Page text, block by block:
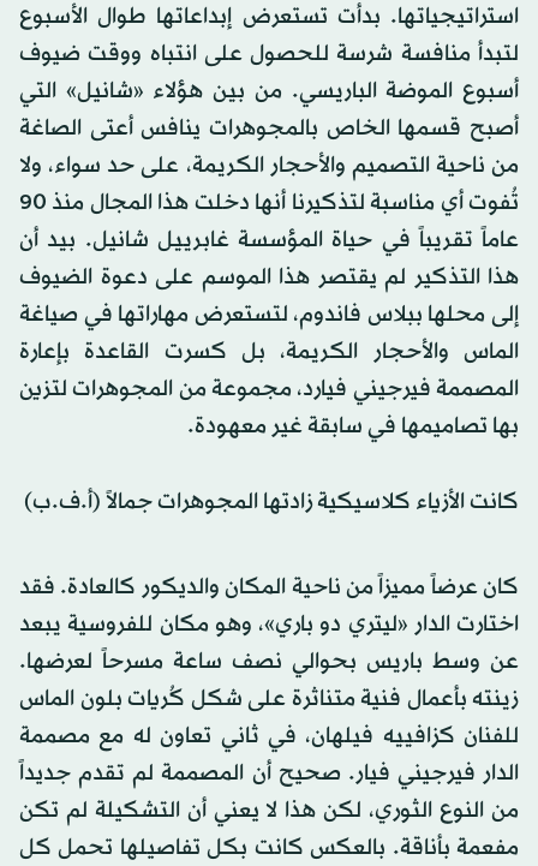
استراتيجياتها. بدأت تستعرض إبداعاتها طوال الأسبوع
لتبدأ منافسة شرسة للحصول على انتباه ووقت ضيوف
أسبوع الموضة الباريسي. من بين هؤلاء «شانيل» التي
أصبح قسمها الخاص بالمجوهرات ينافس أعتى الصاغة
من ناحية التصميم والأحجار الكريمة، على حد سواء، ولا
تُفوت أي مناسبة لتذكيرنا أنها دخلت هذا المجال منذ 90
عاماً تقريباً في حياة المؤسسة غابرييل شانيل. بيد أن
هذا التذكير لم يقتصر هذا الموسم على دعوة الضيوف
إلى محلها ببلاس فاندوم، لتستعرض مهاراتها في صياغة
الماس والأحجار الكريمة، بل كسرت القاعدة بإعارة
المصممة فيرجيني فيارد، مجموعة من المجوهرات لتزين
بها تصاميمها في سابقة غير معهودة.
كانت الأزياء كلاسيكية زادتها المجوهرات جمالاً (أ.ف.ب)
كان عرضاً مميزاً من ناحية المكان والديكور كالعادة. فقد
اختارت الدار «ليتري دو باري»، وهو مكان للفروسية يبعد
عن وسط باريس بحوالي نصف ساعة مسرحاً لعرضها.
زينته بأعمال فنية متناثرة على شكل كُريات بلون الماس
للفنان كزافييه فيلهان، في ثاني تعاون له مع مصممة
الدار فيرجيني فيار. صحيح أن المصممة لم تقدم جديداً
من النوع الثوري، لكن هذا لا يعني أن التشكيلة لم تكن
مفعمة بأناقة. بالعكس كانت بكل تفاصيلها تحمل كل